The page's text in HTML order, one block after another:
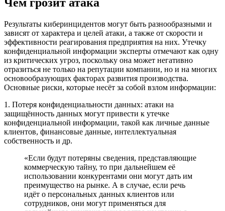
Результаты киберинцидентов могут быть разнообразными и
зависят от характера и целей атаки, а также от скорости и
эффективности реагирования предприятия на них. Утечку
конфиденциальной информации эксперты отмечают как одну
из критических угроз, поскольку она может негативно
отразиться не только на репутации компании, но и на многих
основообразующих факторах развития производства.
Основные риски, которые несёт за собой взлом информации:
1. Потеря конфиденциальности данных: атаки на
защищённость данных могут привести к утечке
конфиденциальной информации, такой как личные данные
клиентов, финансовые данные, интеллектуальная
собственность и др.
«Если будут потеряны сведения, представляющие
коммерческую тайну, то при дальнейшем её
использовании конкурентами они могут дать им
преимущество на рынке. А в случае, если речь
идёт о персональных данных клиентов или
сотрудников, они могут применяться для